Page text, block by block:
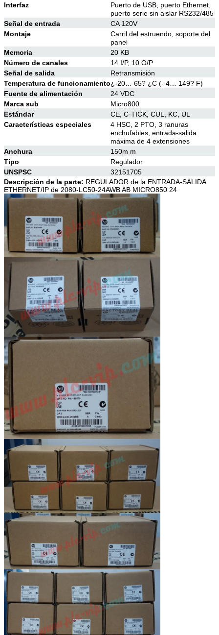
Interfaz
Puerto de USB, puerto Ethernet,
puerto serie sin aislar RS232/485
Señal de entrada
CA 120V
Montaje
Carril del estruendo, soporte del
panel
Memoria
20 KB
Número de canales
14 I/P, 10 O/P
Señal de salida
Retransmisión
Temperatura de funcionamiento¿-20… 65? ¿C (- 4… 149? F)
Fuente de alimentación
24 VDC
Marca sub
Micro800
Estándar
CE, C-TICK, CUL, KC, UL
Características especiales
4 HSC, 2 PTO, 3 ranuras
enchufables, entrada-salida
máxima de 4 extensiones
Anchura
150m m
Tipo
Regulador
UNSPSC
32151705
Descripción de la parte: REGULADOR de la ENTRADA-SALIDA
ETHERNET/IP de 2080-LC50-24AWB AB MICRO850 24